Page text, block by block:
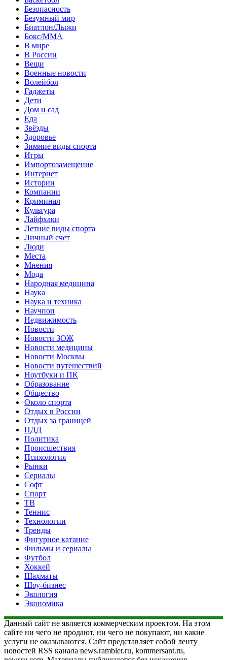
Безопасность
Безумный мир
Биатлон/Лыжи
Бокс/MMA
В мире
В России
Вещи
Военные новости
Волейбол
Гаджеты
Дети
Дом и сад
Еда
Звёзды
Здоровье
Зимние виды спорта
Игры
Импортозамещение
Интернет
Истории
Компании
Криминал
Культура
Лайфхаки
Летние виды спорта
Личный счет
Люди
Места
Мнения
Мода
Народная медицина
Наука
Наука и техника
Научпоп
Недвижимость
Новости
Новости ЗОЖ
Новости медицины
Новости Москвы
Новости путешествий
Ноутбуки и ПК
Образование
Общество
Около спорта
Отдых в России
Отдых за границей
ПДД
Политика
Происшествия
Психология
Рынки
Сериалы
Софт
Спорт
ТВ
Теннис
Технологии
Тренды
Фигурное катание
Фильмы и сериалы
Футбол
Хоккей
Шахматы
Шоу-бизнес
Экология
Экономика
Данный сайт не является коммерческим проектом. На этом
сайте ни чего не продают, ни чего не покупают, ни какие
услуги не оказываются. Сайт представляет собой ленту
новостей RSS канала news.rambler.ru, kommersant.ru,